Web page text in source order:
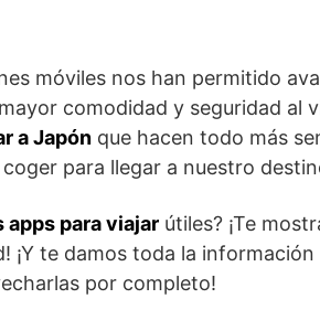
móviles nos han permitido
comodidad y seguridad al
a Japón que hacen todo más
para llegar a nuestro
apps para viajar útiles? ¡Te
¡Y te damos toda la
por completo!